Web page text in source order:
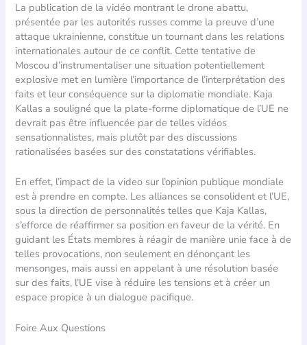
La publication de la vidéo montrant le drone abattu,
présentée par les autorités russes comme la preuve d’une
attaque ukrainienne, constitue un tournant dans les relations
internationales autour de ce conflit. Cette tentative de
Moscou d’instrumentaliser une situation potentiellement
explosive met en lumière l’importance de l’interprétation des
faits et leur conséquence sur la diplomatie mondiale. Kaja
Kallas a souligné que la plate-forme diplomatique de l’UE ne
devrait pas être influencée par de telles vidéos
sensationnalistes, mais plutôt par des discussions
rationalisées basées sur des constatations vérifiables.
En effet, l’impact de la video sur l’opinion publique mondiale
est à prendre en compte. Les alliances se consolident et l’UE,
sous la direction de personnalités telles que Kaja Kallas,
s’efforce de réaffirmer sa position en faveur de la vérité. En
guidant les États membres à réagir de manière unie face à de
telles provocations, non seulement en dénonçant les
mensonges, mais aussi en appelant à une résolution basée
sur des faits, l’UE vise à réduire les tensions et à créer un
espace propice à un dialogue pacifique.
Foire Aux Questions